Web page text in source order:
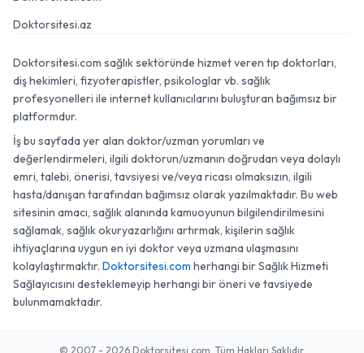
Doktorsitesi.az
Doktorsitesi.com sağlık sektöründe hizmet veren tıp doktorları,
diş hekimleri, fizyoterapistler, psikologlar vb. sağlık
profesyonelleri ile internet kullanıcılarını buluşturan bağımsız bir
platformdur.
İş bu sayfada yer alan doktor/uzman yorumları ve
değerlendirmeleri, ilgili doktorun/uzmanın doğrudan veya dolaylı
emri, talebi, önerisi, tavsiyesi ve/veya ricası olmaksızın, ilgili
hasta/danışan tarafından bağımsız olarak yazılmaktadır. Bu web
sitesinin amacı, sağlık alanında kamuoyunun bilgilendirilmesini
sağlamak, sağlık okuryazarlığını artırmak, kişilerin sağlık
ihtiyaçlarına uygun en iyi doktor veya uzmana ulaşmasını
kolaylaştırmaktır. Doktorsitesi.com herhangi bir Sağlık Hizmeti
Sağlayıcısını desteklemeyip herhangi bir öneri ve tavsiyede
bulunmamaktadır.
© 2007 - 2026 Doktorsitesi.com. Tüm Hakları Saklıdır.